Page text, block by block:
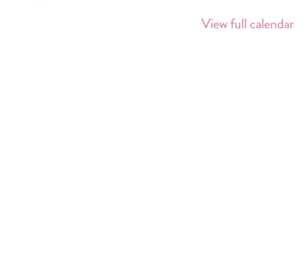
View full calendar